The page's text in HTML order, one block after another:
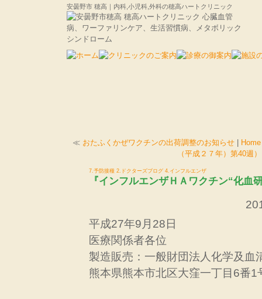
安曇野市 穂高｜内科,小児科,外科の穂高ハートクリニック
≪ おたふくかぜワクチンの出荷調整のお知らせ Home
（平成２７年）第40週）
7.予防接種 2.ドクターズブログ 4.インフルエンザ
『インフルエンザＨＡワクチン“化血
平成27年9月28日
医療関係者各位
製造販売：一般財団法人化学及血
熊本県熊本市北区大窪一丁目6番1